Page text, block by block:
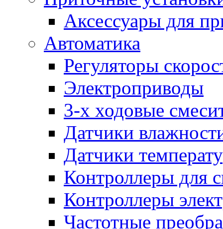
Аксессуары для
Автоматика
Регуляторы
Электроприводы
3-х ходовые
Датчики
Датчики
Контроллеры для
Контроллеры
Частотные